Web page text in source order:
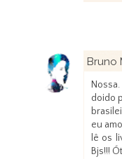
Bruno
doido
eu
lê os
Bjs!!!